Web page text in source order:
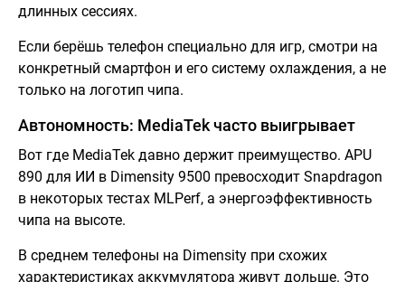
длинных сессиях.
Если берёшь телефон специально для игр, смотри на
конкретный смартфон и его систему охлаждения, а не
только на логотип чипа.
Автономность: MediaTek часто выигрывает
Вот где MediaTek давно держит преимущество. APU
890 для ИИ в Dimensity 9500 превосходит Snapdragon
в некоторых тестах MLPerf, а энергоэффективность
чипа на высоте.
В среднем телефоны на Dimensity при схожих
характеристиках аккумулятора живут дольше. Это